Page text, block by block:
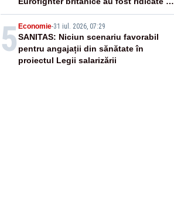
la sol
5 Economie-31 iul. 2026, 07:29
SANITAS: Niciun scenariu favorabil
pentru angajații din sănătate în
proiectul Legii salarizării